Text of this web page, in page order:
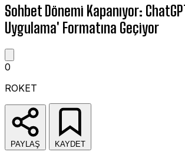
Sohbet Dönemi Kapanıyor:
Uygulama' Formatına Geçiyor
0
ROKET
PAYLAŞ KAYDET